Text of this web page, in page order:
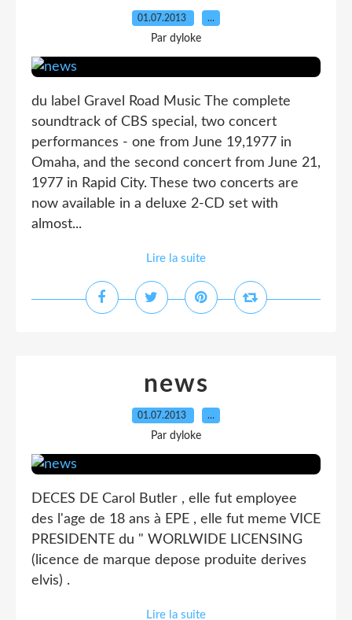
01.07.2013 …
Par dyloke
du label Gravel Road Music The complete
soundtrack of CBS special, two concert
performances - one from June 19,1977 in
Omaha, and the second concert from June 21,
1977 in Rapid City. These two concerts are
now available in a deluxe 2-CD set with
almost...
Lire la suite
news
01.07.2013 …
Par dyloke
DECES DE Carol Butler , elle fut employee
des l'age de 18 ans à EPE , elle fut meme VICE
PRESIDENTE du " WORLWIDE LICENSING
(licence de marque depose produite derives
elvis) .
Lire la suite